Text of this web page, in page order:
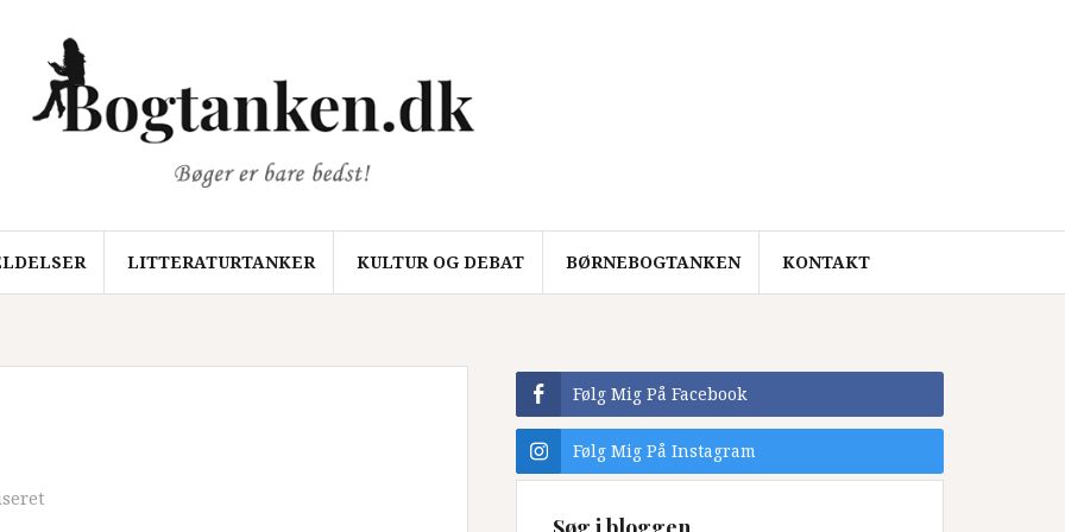
LITTERATURTANKER KULTUR OG DEBAT BØRNEBOGTANKEN KONTAKT
Følg Mig På Facebook
Følg Mig På Instagram